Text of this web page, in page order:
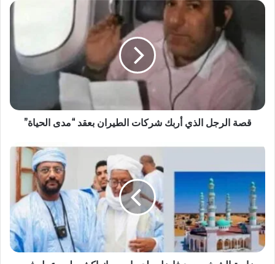
قصة الرجل الذي أربك شركات الطيران بعقد “مدى الحياة”